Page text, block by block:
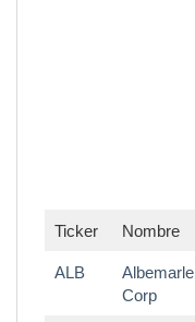
Ticker Nombre
ALB
Albemarle
Corp